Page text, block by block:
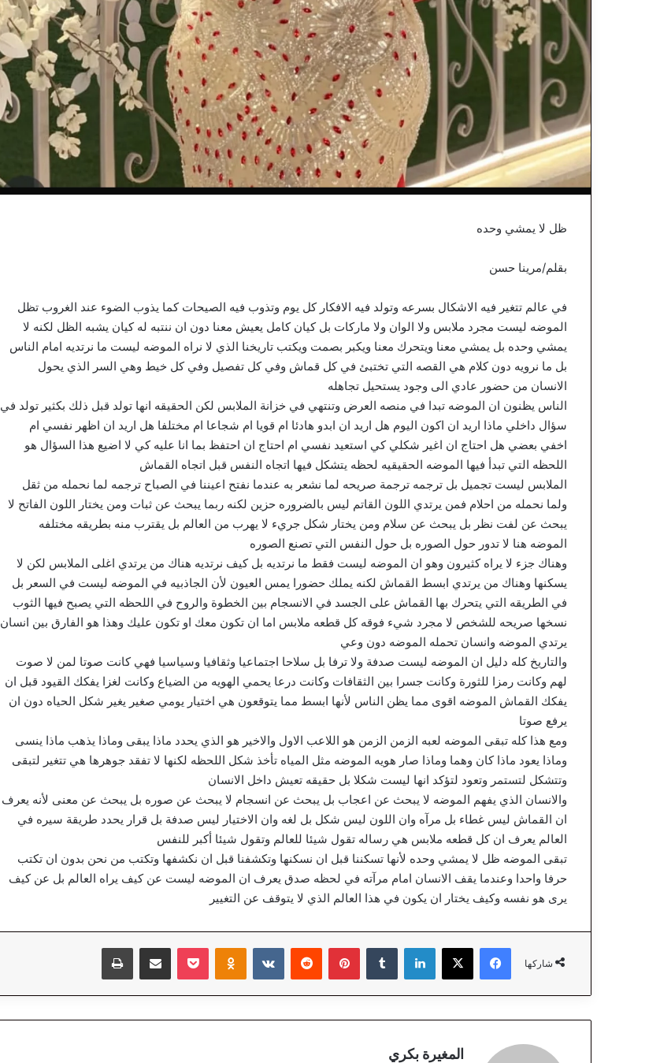
ظل لا يمشي وحده
بقلم/مرينا حسن
في عالم تتغير فيه الاشكال بسرعه وتولد فيه الافكار كل يوم وتذوب فيه الصيحات كما يذوب الضوء عند الغروب تظل
الموضه ليست مجرد ملابس ولا الوان ولا ماركات بل كيان كامل يعيش معنا دون ان ننتبه له كيان يشبه الظل لكنه لا
يمشي وحده بل يمشي معنا ويتحرك معنا ويكبر بصمت ويكتب تاريخنا الذي لا نراه الموضه ليست ما نرتديه امام الناس
بل ما نرويه دون كلام هي القصه التي تختبئ في كل قماش وفي كل تفصيل وفي كل خيط وهي السر الذي يحول
الانسان من حضور عادي الى وجود يستحيل تجاهله
الناس يظنون ان الموضه تبدا في منصه العرض وتنتهي في خزانة الملابس لكن الحقيقه انها تولد قبل ذلك بكثير تولد في
سؤال داخلي ماذا اريد ان اكون اليوم هل اريد ان ابدو هادئا ام قويا ام شجاعا ام مختلفا هل اريد ان اظهر نفسي ام
اخفي بعضي هل احتاج ان اغير شكلي كي استعيد نفسي ام احتاج ان احتفظ بما انا عليه كي لا اضيع هذا السؤال هو
اللحظه التي تبدأ فيها الموضه الحقيقيه لحظه يتشكل فيها اتجاه النفس قبل اتجاه القماش
الملابس ليست تجميل بل ترجمه ترجمة صريحه لما نشعر به عندما نفتح اعيننا في الصباح ترجمه لما نحمله من ثقل
ولما نحمله من احلام فمن يرتدي اللون القاتم ليس بالضروره حزين لكنه ربما يبحث عن ثبات ومن يختار اللون الفاتح لا
يبحث عن لفت نظر بل يبحث عن سلام ومن يختار شكل جريء لا يهرب من العالم بل يقترب منه بطريقه مختلفه
الموضه هنا لا تدور حول الصوره بل حول النفس التي تصنع الصوره
وهناك جزء لا يراه كثيرون وهو ان الموضه ليست فقط ما نرتديه بل كيف نرتديه هناك من يرتدي اغلى الملابس لكن لا
يسكنها وهناك من يرتدي ابسط القماش لكنه يملك حضورا يمس العيون لأن الجاذبيه في الموضه ليست في السعر بل
في الطريقه التي يتحرك بها القماش على الجسد في الانسجام بين الخطوة والروح في اللحظه التي يصبح فيها الثوب
نسخها صريحه للشخص لا مجرد شيء فوقه كل قطعه ملابس اما ان تكون معك او تكون عليك وهذا هو الفارق بين انسان
يرتدي الموضه وانسان تحمله الموضه دون وعي
والتاريخ كله دليل ان الموضه ليست صدفة ولا ترفا بل سلاحا اجتماعيا وثقافيا وسياسيا فهي كانت صوتا لمن لا صوت
لهم وكانت رمزا للثورة وكانت جسرا بين الثقافات وكانت درعا يحمي الهويه من الضياع وكانت لغزا يفكك القيود قبل ان
يفكك القماش الموضه اقوى مما يظن الناس لأنها ابسط مما يتوقعون هي اختيار يومي صغير يغير شكل الحياه دون ان
يرفع صوتا
ومع هذا كله تبقى الموضه لعبه الزمن الزمن هو اللاعب الاول والاخير هو الذي يحدد ماذا يبقى وماذا يذهب ماذا ينسى
وماذا يعود ماذا كان وهما وماذا صار هويه الموضه مثل المياه تأخذ شكل اللحظه لكنها لا تفقد جوهرها هي تتغير لتبقى
وتتشكل لتستمر وتعود لتؤكد انها ليست شكلا بل حقيقه تعيش داخل الانسان
والانسان الذي يفهم الموضه لا يبحث عن اعجاب بل يبحث عن انسجام لا يبحث عن صوره بل يبحث عن معنى لأنه يعرف
ان القماش ليس غطاء بل مرآه وان اللون ليس شكل بل لغه وان الاختيار ليس صدفة بل قرار يحدد طريقة سيره في
العالم يعرف ان كل قطعه ملابس هي رساله تقول شيئا للعالم وتقول شيئا أكبر للنفس
تبقى الموضه ظل لا يمشي وحده لأنها تسكننا قبل ان نسكنها وتكشفنا قبل ان نكشفها وتكتب من نحن بدون ان تكتب
حرفا واحدا وعندما يقف الانسان امام مرآته في لحظه صدق يعرف ان الموضه ليست عن كيف يراه العالم بل عن كيف
يرى هو نفسه وكيف يختار ان يكون في هذا العالم الذي لا يتوقف عن التغيير
شاركها
فيسبوك لينكدإن بينتيريست
المغيرة بكري